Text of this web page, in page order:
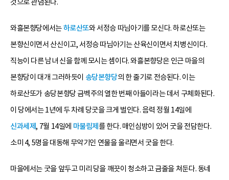
것으로 관념된다.
와흘본향당에서는하로산또와 서정승 따님아기를 모신다. 하로산또는
본향신이면서 산신이고, 서정승 따님아기는 산육신이면서 치병신이다.
직능이 다른 남녀 신을 함께 모시는 셈이다. 와흘본향당은 인근 마을의
본향당이 대개 그러하듯이 송당본향당의 한 줄기로 전승된다. 이는
하로산또가 송당본향당 금벡주의 열한 번째 아들이라는 데서 구체화된다.
이 당에서는 1년에 두 차례 당굿을 크게 벌인다. 음력 정월 14일에
신과세제, 7월 14일에 마불림제 를 한다. 매인심방이 있어 굿을 전담한다.
소미 4, 5명을 대동해 무악기인 연물을 울리면서 굿을 한다.
마을에서는 굿을 앞두고 미리 당을 깨끗이 청소하고 금줄을 쳐둔다. 동네